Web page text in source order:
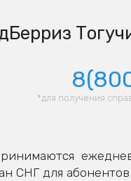
*для получения
СНГ для